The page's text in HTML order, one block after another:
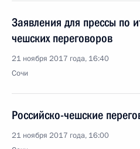
Заявления для прессы по
чешских переговоров
21 ноября 2017 года, 16:40
Сочи
Российско-чешские
21 ноября 2017 года, 16:00